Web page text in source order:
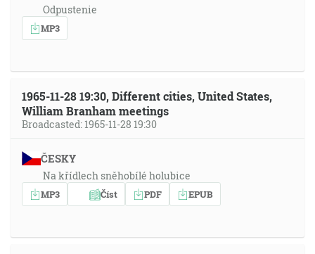
Odpustenie
MP3
1965-11-28 19:30, Different cities, United States,
William Branham meetings
Broadcasted: 1965-11-28 19:30
ČESKY
Na křídlech sněhobílé holubice
MP3 Číst PDF EPUB